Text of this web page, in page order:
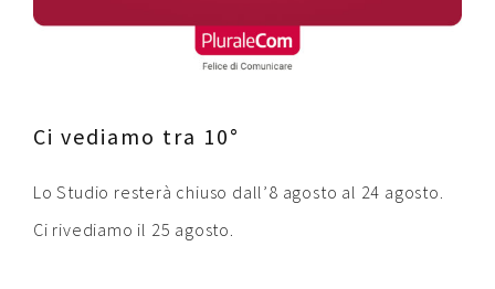
Ci vediamo tra 10°
Lo Studio resterà chiuso dall’8 agosto al 24 agosto.
Ci rivediamo il 25 agosto.